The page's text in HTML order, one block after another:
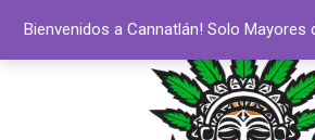
Bienvenidos a Cannatlán! Solo Mayores